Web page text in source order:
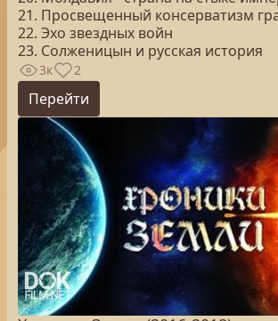
21. Просвещенный консерватизм
22. Эхо звездных войн
23. Солженицын и русская история
3к 2
Перейти